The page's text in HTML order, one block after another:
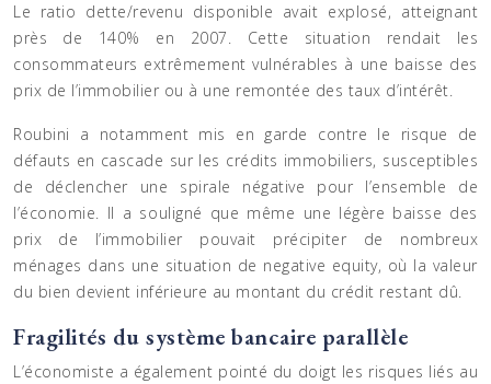
Le ratio dette/revenu disponible avait explosé, atteignant
près de 140% en 2007. Cette situation rendait les
consommateurs extrêmement vulnérables à une baisse des
prix de l’immobilier ou à une remontée des taux d’intérêt.
Roubini a notamment mis en garde contre le risque de
défauts en cascade sur les crédits immobiliers, susceptibles
de déclencher une spirale négative pour l’ensemble de
l’économie. Il a souligné que même une légère baisse des
prix de l’immobilier pouvait précipiter de nombreux
ménages dans une situation de negative equity, où la valeur
du bien devient inférieure au montant du crédit restant dû.
Fragilités du système bancaire parallèle
L’économiste a également pointé du doigt les risques liés au